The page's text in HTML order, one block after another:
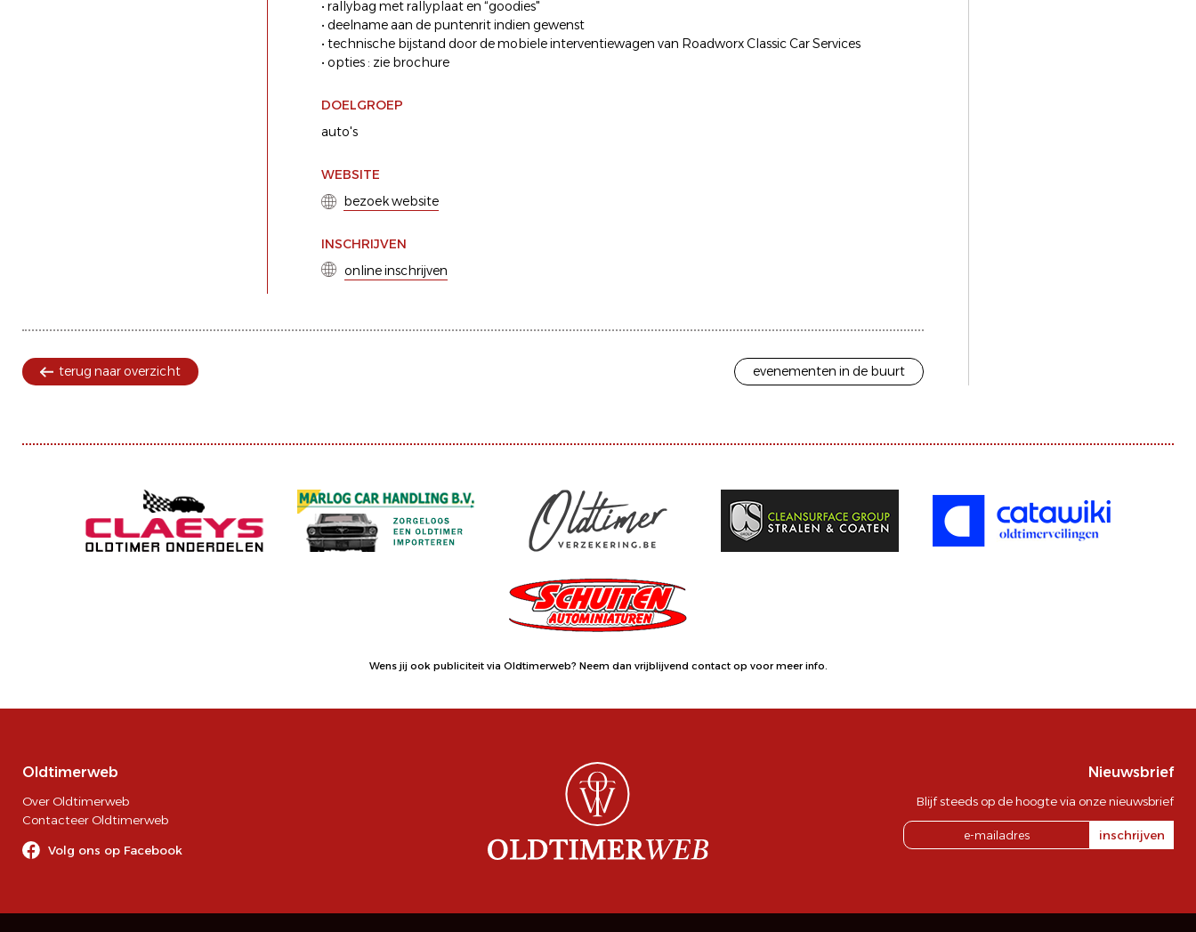
• rallybag met rallyplaat en “goodies"
• deelname aan de puntenrit indien gewenst
• technische bijstand door de mobiele interventiewagen van Roadworx Classic Car Services
• opties : zie brochure
DOELGROEP
auto's
WEBSITE
bezoek website
INSCHRIJVEN
online inschrijven
terug naar overzicht evenementen in de buurt
Wens jij ook publiciteit via Oldtimerweb? Neem dan vrijblijvend contact op voor meer info.
Oldtimerweb
Over Oldtimerweb
Contacteer Oldtimerweb
Volg ons op Facebook
Nieuwsbrief
Blijf steeds op de hoogte via onze nieuwsbrief
inschrijven